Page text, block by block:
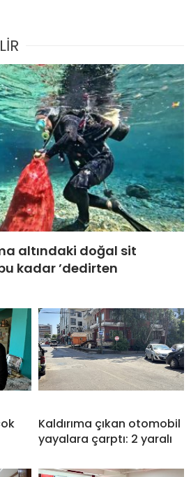
altındaki doğal sit
kadar ’dedirten
Kaldırıma çıkan otomobil
yayalara çarptı: 2 yaralı